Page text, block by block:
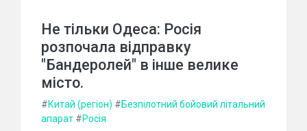
Не тільки Одеса: Росія
розпочала відправку
"Бандеролей" в інше велике
місто.
#Китай (регіон) #Безпілотний бойовий літальний
апарат #Росія